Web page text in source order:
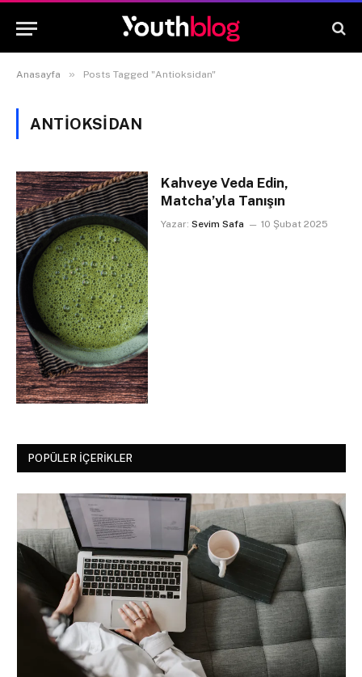
Anasayfa » Posts Tagged "Antioksidan"
ANTIOKSIDAN
Kahveye Veda Edin,
Matcha’yla Tanışın
Yazar: Sevim Safa 10 Şubat 2025
POPÜLER İÇERIKLER